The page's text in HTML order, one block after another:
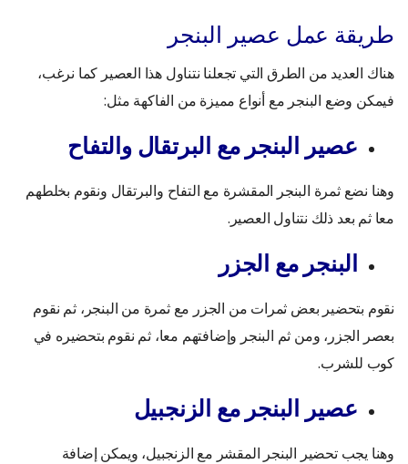
طريقة عمل عصير البنجر
هناك العديد من الطرق التي تجعلنا نتناول هذا العصير كما نرغب،
فيمكن وضع البنجر مع أنواع مميزة من الفاكهة مثل:
عصير البنجر مع البرتقال والتفاح
وهنا نضع ثمرة البنجر المقشرة مع التفاح والبرتقال ونقوم بخلطهم
معا ثم بعد ذلك نتناول العصير.
البنجر مع الجزر
نقوم بتحضير بعض ثمرات من الجزر مع ثمرة من البنجر، ثم نقوم
بعصر الجزر، ومن ثم البنجر وإضافتهم معا، ثم نقوم بتحضيره في
كوب للشرب.
عصير البنجر مع الزنجبيل
وهنا يجب تحضير البنجر المقشر مع الزنجبيل، ويمكن إضافة